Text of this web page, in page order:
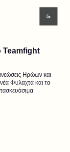
Teamfight
Ηρώων και
Φυλαχτά και το